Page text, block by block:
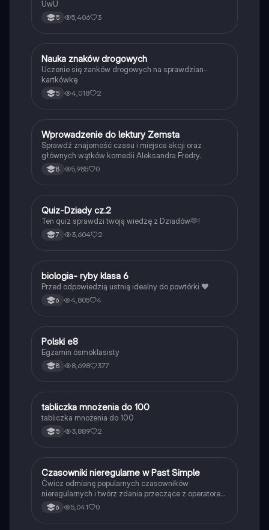
UwU
5 5,406 3
NTechnika
Nauka znaków drogowych
Uczenie się zanków drogowych na sprawdzian-
kartkówkę
5 4,018 2
WJęzyk polski
Wprowadzenie do lektury Zemsta
Sprawdź znajomość czasu i miejsca akcji oraz
głównych wątków komedii Aleksandra Fredry.
8 5,985 0
QJęzyk polski
Quiz-Dziady cz.2
Ten quiz sprawdzi twoją wiedzę z Dziadów🫶!
7 3,604 2
BBiologia
biologia- ryby klasa 6
Przed odpowiedzią ustnią idealny do powtórki ❤️
6 4,805 4
Język polski
Polski e8
Egzamin ósmoklasisty
8 8,698 377
TMatematyka
tabliczka mnożenia do 100
tabliczka mnożenia do 100
5 3,889 2
CJęzyk angielski
Czasowniki nieregularne w Past Simple
Ćwicz odmianę popularnych czasowników
nieregularnych i twórz zdania przeczące z operatorem
didn't w czasie Past Simple.
6 5,041 0